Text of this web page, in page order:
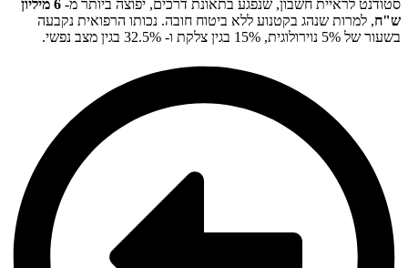
סטודנט לראיית חשבון, שנפגע בתאונת דרכים, יפוצה ביותר מ-
6 מיליון
ש"ח, למרות שנהג בקטנוע ללא ביטוח חובה. נכותו הרפואית נקבעה
בשעור של 5% נוירולוגית, 15% בגין צלקת ו- 32.5% בגין מצב נפשי.